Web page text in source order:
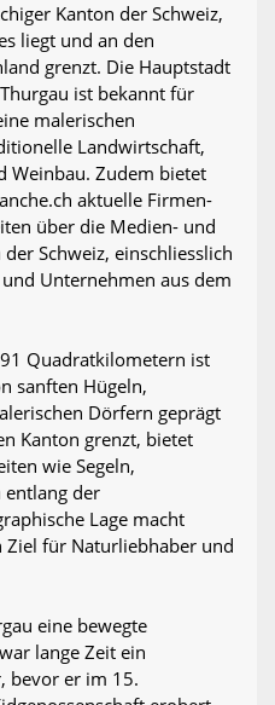
Kanton der Schweiz,
liegt und an den
grenzt. Die Hauptstadt
ist bekannt für
malerischen
Landwirtschaft,
Weinbau. Zudem bietet
aktuelle Firmen-
über die Medien- und
Schweiz, einschliesslich
Unternehmen aus dem
Quadratkilometern ist
sanften Hügeln,
Dörfern geprägt
Kanton grenzt, bietet
wie Segeln,
entlang der
Lage macht
Ziel für Naturliebhaber und
eine bewegte
lange Zeit ein
bevor er im 15.